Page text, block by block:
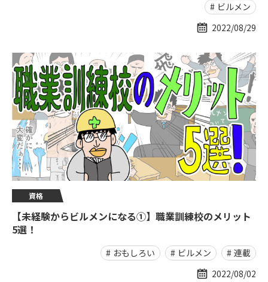
ビルメン
2022/08/29
資格
【未経験からビルメンになる①】職業訓練校のメリット
5選！
おもしろい ビルメン
連載
2022/08/02